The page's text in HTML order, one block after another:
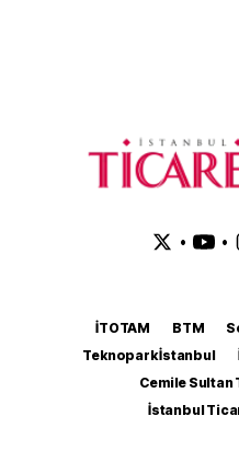
• •
İTOTAM BTM
Teknopark İstanbul
Cemile
İstanbul